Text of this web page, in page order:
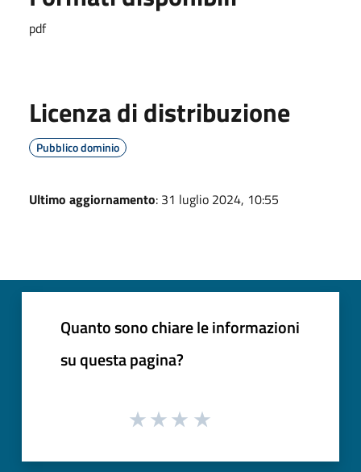
pdf
Licenza di distribuzione
Pubblico dominio
Ultimo aggiornamento: 31 luglio 2024, 10:55
Quanto sono chiare le informazioni
su questa pagina?